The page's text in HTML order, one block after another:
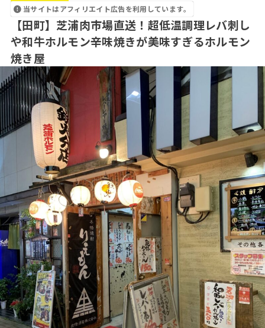
当サイトはアフィリエイト広告を利用しています。
【田町】芝浦肉市場直送！超低温調理レバ刺し
や和牛ホルモン辛味焼きが美味すぎるホルモン
焼き屋